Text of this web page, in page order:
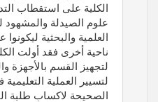
الكلية على استقطاب
علوم الصيدلة والمشهود
العلمية والبحثية
ناحية أخرى فقد أولت
لتجهيز القسم بالأجهزة
لتسيير العملية
الصحيحة لاكساب طلبة